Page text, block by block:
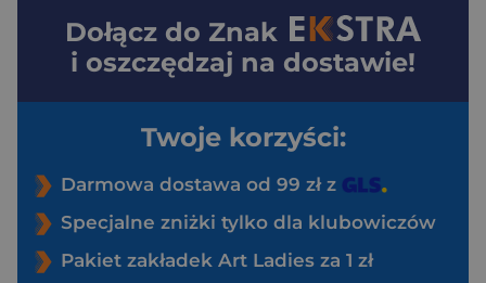
Dołącz do Znak
i oszczędzaj na dostawie!
Twoje korzyści:
Darmowa dostawa od 99 zł z
Specjalne zniżki tylko dla klubowiczów
Pakiet zakładek Art Ladies za 1 zł